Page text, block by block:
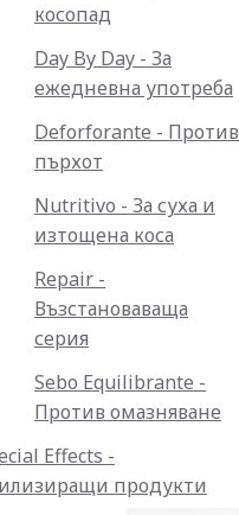
косопад
Day By Day - За
ежедневна употреба
Deforforante - Против
пърхот
Nutritivo - За суха и
изтощена коса
Repair -
Възстановаваща
серия
Sebo Equilibrante -
Против омазняване
Effects -
продукти